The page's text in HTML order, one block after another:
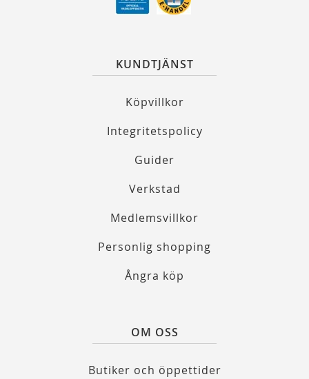
KUNDTJÄNST
Köpvillkor
Integritetspolicy
Guider
Verkstad
Medlemsvillkor
Personlig shopping
Ångra köp
OM OSS
Butiker och öppettider